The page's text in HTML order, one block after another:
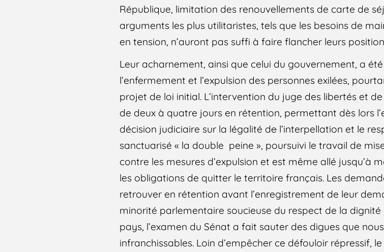
République, limitation des renouvellements de carte de
arguments les plus utilitaristes, tels que les besoins de
en tension, n’auront pas suffi à faire flancher leurs
Leur acharnement, ainsi que celui du gouvernement, a
l’enfermement et l’expulsion des personnes exilées,
projet de loi initial. L’intervention du juge des libertés et
de deux à quatre jours en rétention, permettant dès lors
décision judiciaire sur la légalité del’interpellation et le
sanctuarisé « la double peine », poursuivi le travail de
contre les mesures d’expulsion et est même allé jusqu’à
les obligations de quitter le territoire français. Les
retrouver en rétention avant l’enregistrement de leur
minorité parlementaire soucieuse du respect de la
pays, l’examen du Sénat a fait sauter des digues que
infranchissables. Loin d’empêcher ce défouloir répressif,